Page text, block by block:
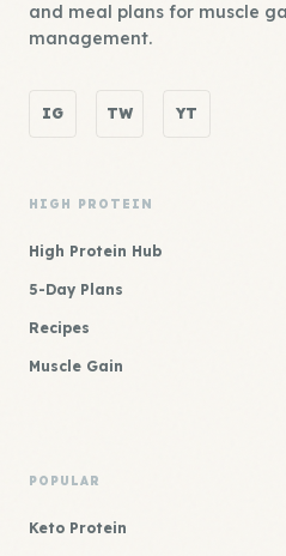
and meal plans for muscle
management.
IG TW YT
HIGH PROTEIN
High Protein Hub
5-Day Plans
Recipes
Muscle Gain
POPULAR
Keto Protein